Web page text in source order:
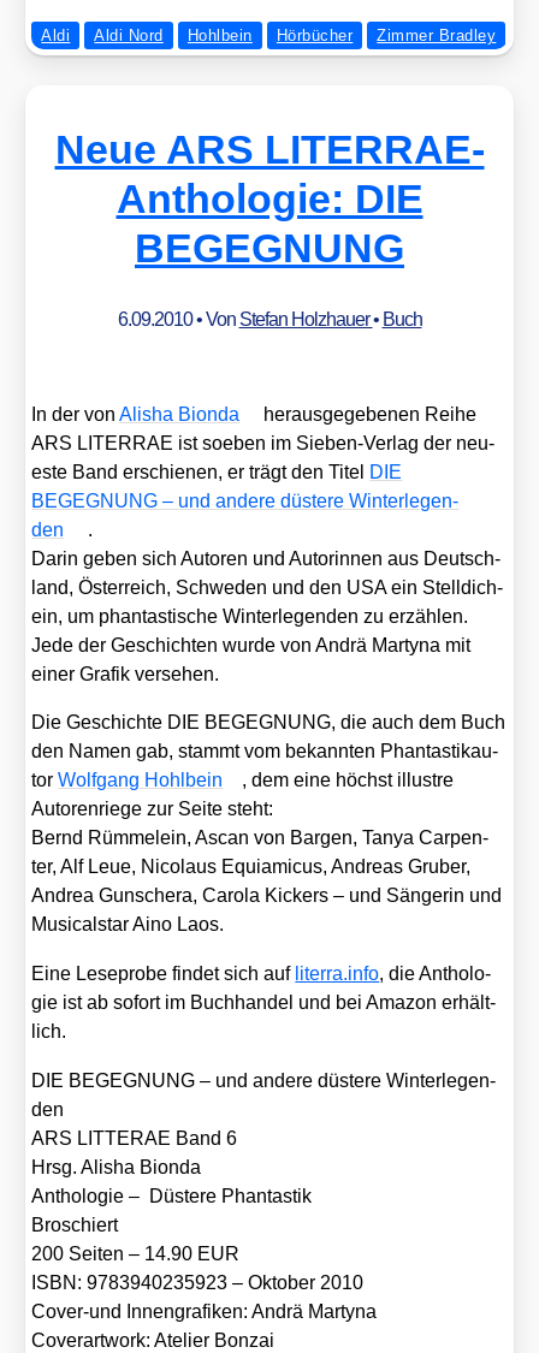
Aldi Aldi Nord Hohlbein Hörbücher Zimmer Bradley
Neue ARS LITERRAE-
Anthologie: DIE
BEGEGNUNG
6.09.2010• Von Stefan Holzhauer• Buch
In der vonAli­sha Bion­da
her­aus­ge­ge­be­nen Rei­he
ARS LITERRAE ist soeben im Sie­ben-Ver­lag der neu­
es­te Band erschie­nen, er trägt den Titel DIE
BEGEGNUNG – und ande­re düs­te­re Win­ter­le­gen­
den
.
Dar­in geben sich Autoren und Autorin­nen aus Deutsch­
land, Öster­reich, Schwe­den und den USA ein Stell­dich­
ein, um phan­tas­ti­sche Win­ter­le­gen­den zu erzäh­len.
Jede der Geschich­ten wur­de von Andrä Mar­ty­na mit
einer Gra­fik ver­se­hen.
Die Geschich­te DIE BEGEGNUNG, die auch dem Buch
den Namen gab, stammt vom bekann­ten Phan­tas­tik­au­
torWolf­gang Hohl­bein
, dem eine höchst illus­tre
Autoren­rie­ge zur Sei­te steht:
Bernd Rüm­mel­ein, Ascan von Bar­gen, Tanya Car­pen­
ter, Alf Leue, Nico­laus Equia­mi­cus, Andre­as Gru­ber,
Andrea Gun­sche­ra, Caro­la Kickers – und Sän­ge­rin und
Musi­cal­star Aino Laos.
Eine Lese­pro­be fin­det sich auf liter​ra​.info, die Antho­lo­
gie ist ab sofort im Buch­han­del und bei Ama­zon erhält­
lich.
DIE BEGEGNUNG – und ande­re düs­te­re Win­ter­le­gen­
den
ARS LITTERAE Band 6
Hrsg. Ali­sha Bion­da
Antho­lo­gie – Düs­te­re Phan­tas­tik
Bro­schiert
200 Sei­ten – 14.90 EUR
ISBN: 9783940235923 – Okto­ber 2010
Cover-und Innen­gra­fi­ken: Andrä Mar­ty­na
Cover­art­work: Ate­lier Bon­zai